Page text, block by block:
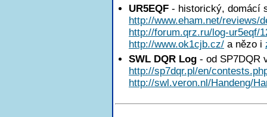
UR5EQF - historický, domácí
http://www.eham.net/reviews/
http://forum.qrz.ru/log-ur5eqf/
http://www.ok1cjb.cz/ a nězo i
SWL DQR Log - od SP7DQR
http://sp7dqr.pl/en/
http://swl.veron.nl/Handeng/